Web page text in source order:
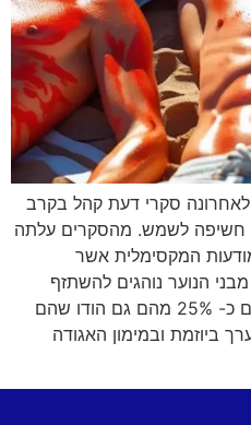
סקרי דעת קהל בקרב
חשיפה לשמש. מהסקרים עלתה
המקסימלית אשר
משתקפת בסקר, עדיין כ- 30% מבני הנוער נוהגים להשתזף
לעיתים קרובות. באשר למבוגרים כ- 25% מהם גם הודו שהם
ביוזמת ובמימון האגודה